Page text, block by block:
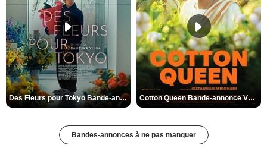
Des Fleurs pour Tokyo Bande-annonce VO STFR Cotton Queen Bande-annonce VO STFR
Bandes-annonces à ne pas manquer